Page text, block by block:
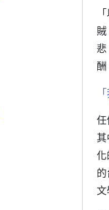
酬
文